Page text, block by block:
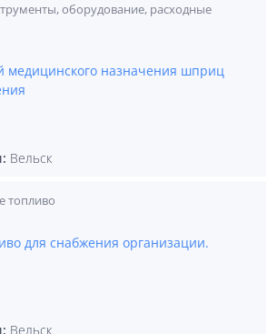
оборудование, расходные
медицинского назначения шприц
Вельск
топливо
для снабжения организации.
Вельск